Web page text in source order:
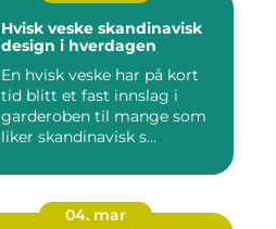
Hvisk veske skandinavisk
design i hverdagen
En hvisk veske har på kort
tid blitt et fast innslag i
garderoben til mange som
liker skandinavisk s...
04. mar